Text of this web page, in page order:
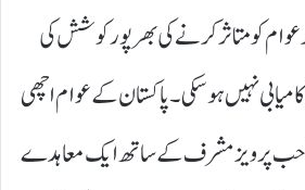
عوام کو متاثر کرنے کی بھرپور کوشش کی
نہیں ہو سکی۔ پاکستان کے عوام اچھی
پرویز مشرف کے ساتھ ایک معاہدے